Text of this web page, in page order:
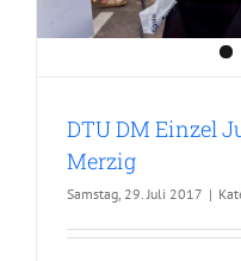
DTU DM Einzel
Merzig
Samstag, 29. Juli 2017 |